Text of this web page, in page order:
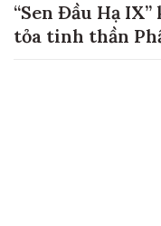
“Sen Đầu Hạ
tỏa tinh thần